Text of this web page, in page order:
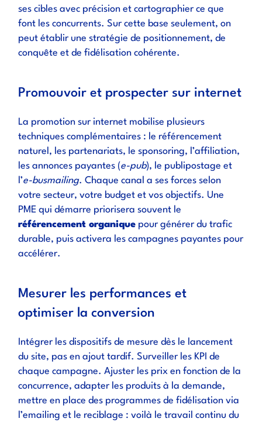
ses cibles avec précision et cartographier ce que
font les concurrents. Sur cette base seulement, on
peut établir une stratégie de positionnement, de
conquête et de fidélisation cohérente.
Promouvoir et prospecter sur internet
La promotion sur internet mobilise plusieurs
techniques complémentaires : le référencement
naturel, les partenariats, le sponsoring, l’affiliation,
les annonces payantes (e-pub), le publipostage et
l’e-busmailing. Chaque canal a ses forces selon
votre secteur, votre budget et vos objectifs. Une
PME qui démarre priorisera souvent le
référencement organique pour générer du trafic
durable, puis activera les campagnes payantes pour
accélérer.
Mesurer les performances et
optimiser la conversion
Intégrer les dispositifs de mesure dès le lancement
du site, pas en ajout tardif. Surveiller les KPI de
chaque campagne. Ajuster les prix en fonction de la
concurrence, adapter les produits à la demande,
mettre en place des programmes de fidélisation via
l’emailing et le reciblage : voilà le travail continu du